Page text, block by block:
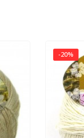
-20%